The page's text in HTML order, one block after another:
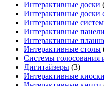
Интерактивные доски
Интерактивные доски
Интерактивные
Интерактивные панели
Интерактивные
Интерактивные столы
Системы голосования
Дигитайзеры (3)
Интерактивные киоски